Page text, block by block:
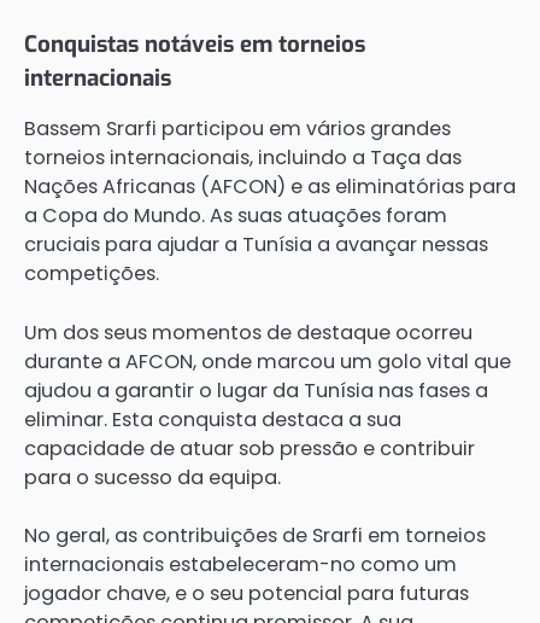
Conquistas notáveis em torneios
internacionais
Bassem Srarfi participou em vários grandes
torneios internacionais, incluindo a Taça das
Nações Africanas (AFCON) e as eliminatórias para
a Copa do Mundo. As suas atuações foram
cruciais para ajudar a Tunísia a avançar nessas
competições.
Um dos seus momentos de destaque ocorreu
durante a AFCON, onde marcou um golo vital que
ajudou a garantir o lugar da Tunísia nas fases a
eliminar. Esta conquista destaca a sua
capacidade de atuar sob pressão e contribuir
para o sucesso da equipa.
No geral, as contribuições de Srarfi em torneios
internacionais estabeleceram-no como um
jogador chave, e o seu potencial para futuras